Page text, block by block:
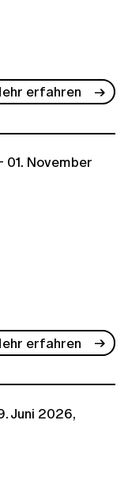
erfahren
01. November
erfahren
Juni 2026,